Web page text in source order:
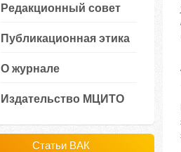
Редакционный совет
Публикационная этика
О журнале
Издательство МЦИТО
Статьи ВАК